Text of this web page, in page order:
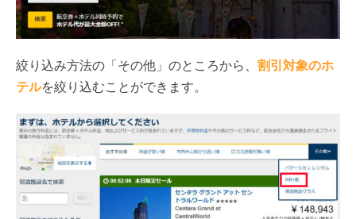
絞り込み方法の「その他」のところから、 割引対象のホ
テルを絞り込むことができます。